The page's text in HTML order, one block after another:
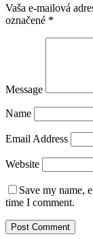
Vaša e-mailová
označené *
Message
Name
Email Address
Website
Save my name,
time I comment.